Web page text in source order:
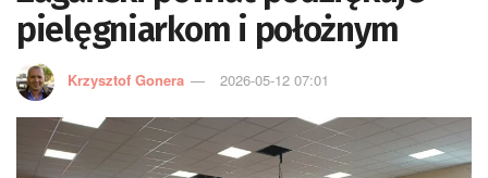
pielęgniarkom i położnym
Krzysztof Gonera 2026-05-12 07:01